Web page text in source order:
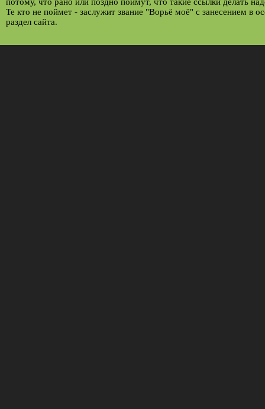
н
и
Те кто не поймет - заслужит звание "Ворьё моё" с занесением в
раздел сайта.